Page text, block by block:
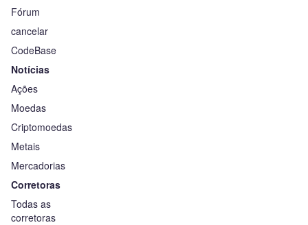
Fórum
cancelar
CodeBase
Notícias
Ações
Moedas
Criptomoedas
Metais
Mercadorias
Corretoras
Todas as
corretoras